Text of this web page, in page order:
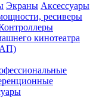
Экраны Аксессуары
ресиверы
кинотеатра